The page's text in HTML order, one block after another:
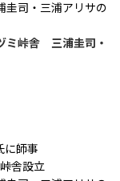
司・三浦アリサの
ミ峠舎 三浦圭司・
に師事
舎設立